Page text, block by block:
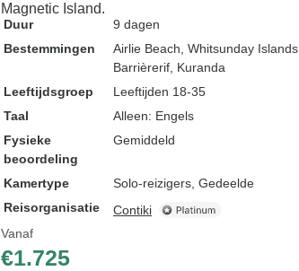
Magnetic Island.
Duur
9 dagen
Bestemmingen
Airlie Beach , Whitsunday Islands
Barrièrerif , Kuranda
Leeftijdsgroep
Leeftijden 18-35
Taal
Alleen: Engels
Fysieke
beoordeling
Gemiddeld
Kamertype
Solo-reizigers, Gedeelde
Reisorganisatie
Contiki
Vanaf
€1.725